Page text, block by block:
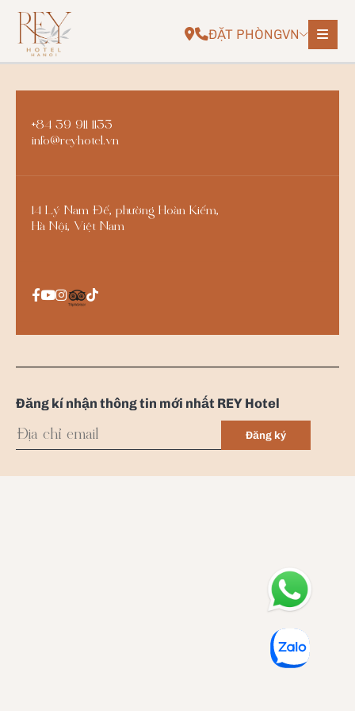
ĐẶT PHÒNGVN
+84 39 911 1133
info@reyhotel.vn
14 Lý Nam Đế, phường Hoàn Kiếm,
Hà Nội, Việt Nam
Đăng kí nhận thông tin mới nhất REY Hotel
Đăng ký